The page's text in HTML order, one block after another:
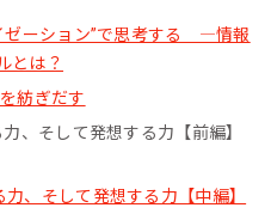
ゼーション”で思考する ―情報
とは？
紡ぎだす
、そして発想する力【前編】
そして発想する力【中編】